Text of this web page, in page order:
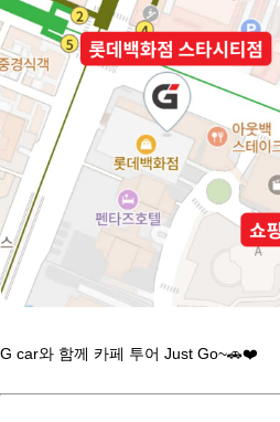
G car와 함께 카페 투어 Just Go~🚗❤️